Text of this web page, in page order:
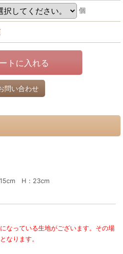
個
トに入れる
問い合わせ
15cm H：23cm
なっている生地がございます。その場
なります。